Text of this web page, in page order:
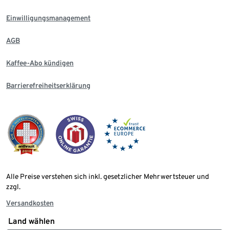
Einwilligungsmanagement
AGB
Kaffee-Abo kündigen
Barrierefreiheitserklärung
Alle Preise verstehen sich inkl. gesetzlicher Mehrwertsteuer und
zzgl.
Versandkosten
Land wählen